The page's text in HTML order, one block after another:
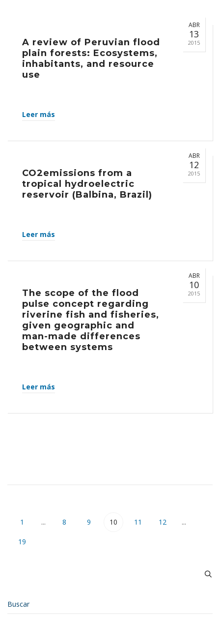
ABR
13
2015
A review of Peruvian flood
plain forests: Ecosystems,
inhabitants, and resource
use
Leer más
ABR
12
2015
CO2emissions from a
tropical hydroelectric
reservoir (Balbina, Brazil)
Leer más
ABR
10
2015
The scope of the flood
pulse concept regarding
riverine fish and fisheries,
given geographic and
man-made differences
between systems
Leer más
1 ... 8 9 10 11 12 ...
19